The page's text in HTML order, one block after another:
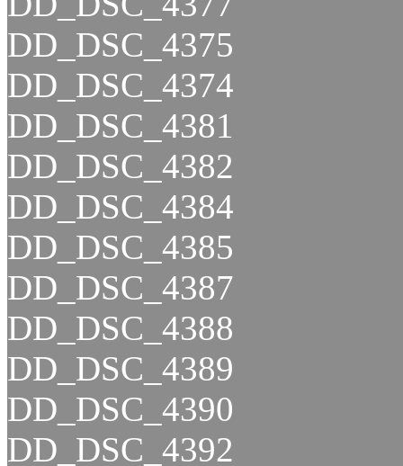
DD_DSC_4375
DD_DSC_4374
DD_DSC_4381
DD_DSC_4382
DD_DSC_4384
DD_DSC_4385
DD_DSC_4387
DD_DSC_4388
DD_DSC_4389
DD_DSC_4390
DD_DSC_4392